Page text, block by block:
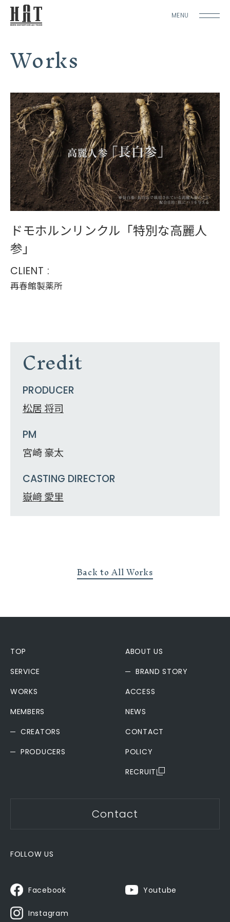
MENU
Works
ドモホルンリンクル「特別な高麗人
参」
CLIENT :
再春館製薬所
Credit
PRODUCER
松居 将司
PM
宮崎 豪太
CASTING DIRECTOR
嶽﨑 愛里
Back to All Works
TOP
SERVICE
WORKS
MEMBERS
CREATORS
PRODUCERS
ABOUT US
BRAND STORY
ACCESS
NEWS
CONTACT
POLICY
RECRUIT
Contact
FOLLOW US
Facebook Youtube
Instagram